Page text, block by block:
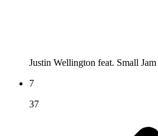
Justin Wellington feat. Small Jam
7
37